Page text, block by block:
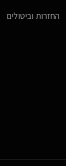
החזרות וביטולים